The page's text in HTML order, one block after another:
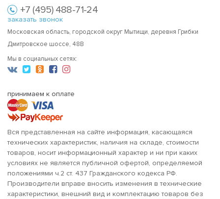
+7 (495) 488-71-24
заказать звонок
Московская область, городской округ Мытищи, деревня Грибки
Дмитровское шоссе, 48В
Мы в социальных сетях:
принимаем к оплате
Вся представленная на сайте информация, касающаяся
технических характеристик, наличия на складе, стоимости
товаров, носит информационный характер и ни при каких
условиях не является публичной офертой, определяемой
положениями ч.2 ст. 437 Гражданского кодекса РФ.
Производители вправе вносить изменения в технические
характеристики, внешний вид и комплектацию товаров без